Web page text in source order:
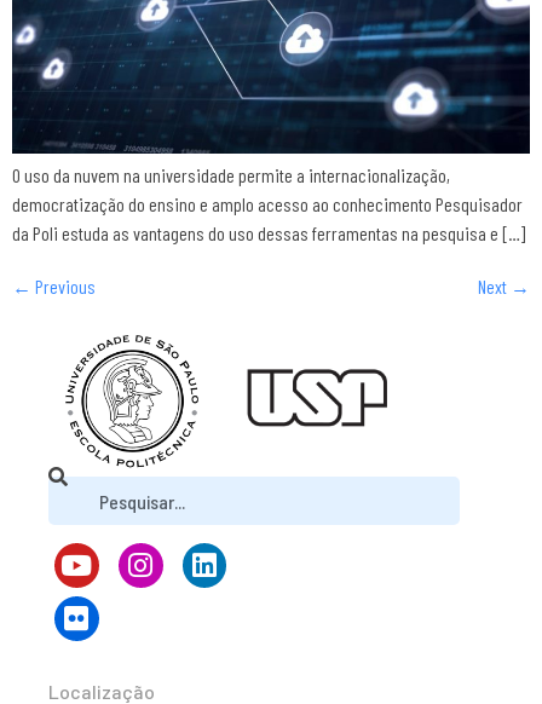
O uso da nuvem na universidade permite a internacionalização,
democratização do ensino e amplo acesso ao conhecimento Pesquisador
da Poli estuda as vantagens do uso dessas ferramentas na pesquisa e […]
← Previous Next →
Localização